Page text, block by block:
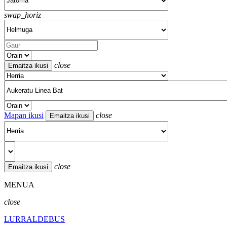
swap_horiz
close
Mapan ikusi close
close
MENUA
close
LURRALDEBUS